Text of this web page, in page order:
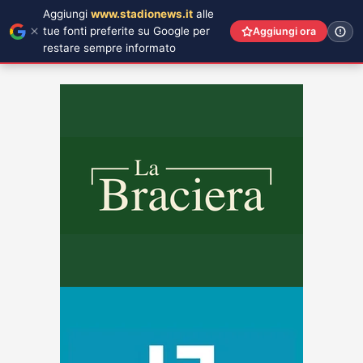
Aggiungi www.stadionews.it alle
tue fonti preferite su Google per
restare sempre informato
Aggiungi ora